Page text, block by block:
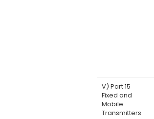
V) Part 15
Fixed and
Mobile
Transmitters